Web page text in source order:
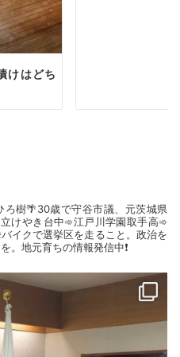
けはどち
ろ樹🌴30歳で守谷市議、元茨城県
けやき台中➾江戸川学園取手高➾
イクで選挙区を走ること。政治を
。地元育ちの情報発信中❗